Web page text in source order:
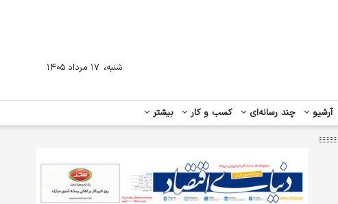
آرشیو چند رسانه‌ای کسب و کار بیشتر
شنبه، ۱۷ مرداد ۱۴۰۵